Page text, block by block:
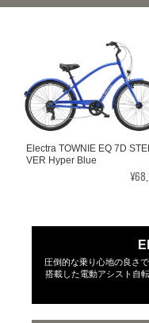
Electra TOWNIE EQ 7D
VER Hyper Blue
圧倒的な乗り心地の良さ
搭載した電動アシスト自